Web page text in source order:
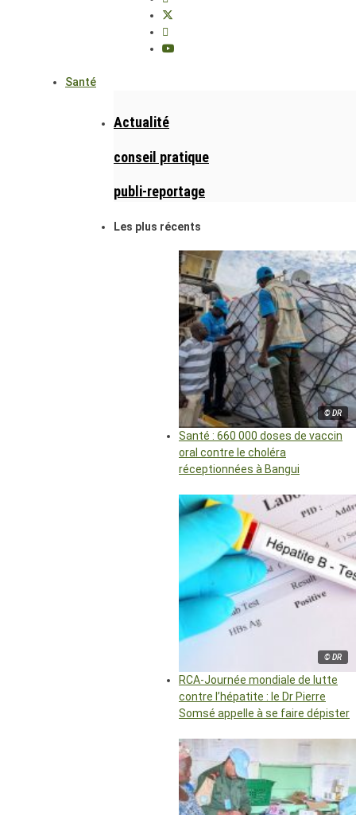
Santé
Actualité
conseil pratique
publi-reportage
Les plus récents
© DR
Santé : 660 000 doses de vaccin
oral contre le choléra
réceptionnées à Bangui
© DR
RCA-Journée mondiale de lutte
contre l’hépatite : le Dr Pierre
Somsé appelle à se faire dépister